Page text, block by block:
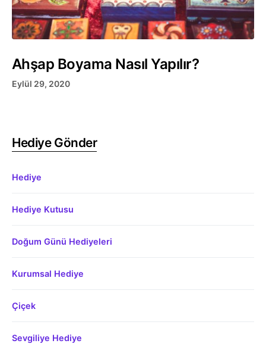
Ahşap Boyama Nasıl Yapılır?
Eylül 29, 2020
Hediye Gönder
Hediye
Hediye Kutusu
Doğum Günü Hediyeleri
Kurumsal Hediye
Çiçek
Sevgiliye Hediye